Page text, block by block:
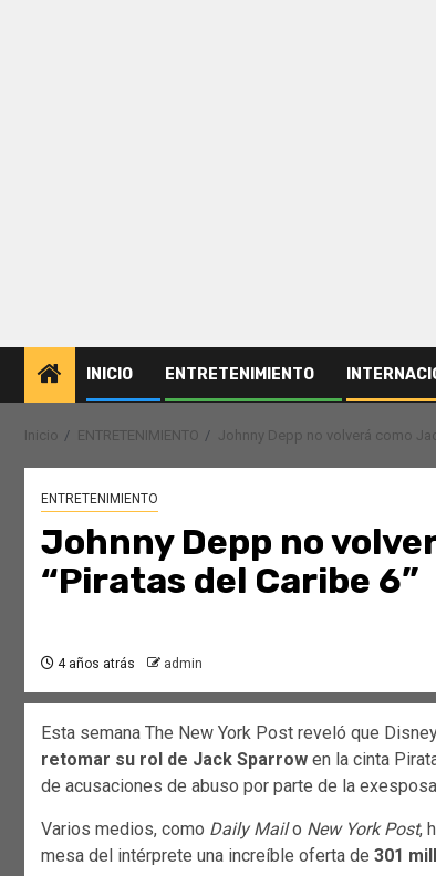
INICIO ENTRETENIMIENTO
Inicio ENTRETENIMIENTO Johnny Depp no volverá como
ENTRETENIMIENTO
Johnny Depp no
“Piratas del Caribe 6”
4 años atrás admin
Esta semana The New York Post reveló que
retomar su rol de Jack Sparrow en la cinta
de acusaciones de abuso por parte de la
Varios medios, como Daily Mailo New York Post,
mesa del intérprete una increíble oferta de 301